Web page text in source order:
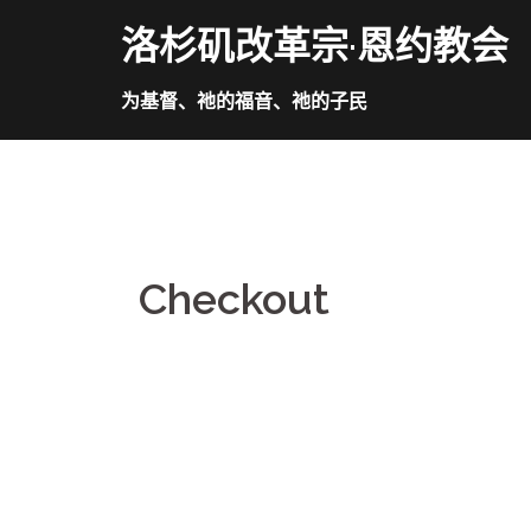
洛杉矶改革宗·恩约教会
为基督、祂的福音、祂的子民
Checkout